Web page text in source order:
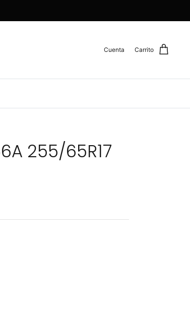
Cuenta Carrito
255/65R17